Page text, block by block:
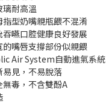
耐高溫
指型奶嘴親瓶餵不混淆
嚥口腔健康良好發展
的嘴唇支撐部份似親餵
Air System自動進氣系統
易見，不易脫落
毒，不含雙酚A